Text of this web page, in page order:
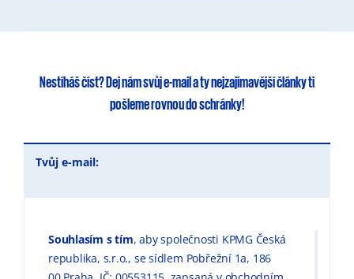
Nestíháš číst?Dej nám svůj e-maila tynejzajímavější článkyti
pošleme rovnou do schránky!
Tvůj e-mail:
Souhlasím s tím, aby společnosti KPMG Česká
republika, s.r.o., se sídlem Pobřežní 1a, 186